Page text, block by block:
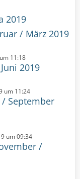
2019
/ März 2019
11:18
2019
um 11:24
/ September
um 09:34
/